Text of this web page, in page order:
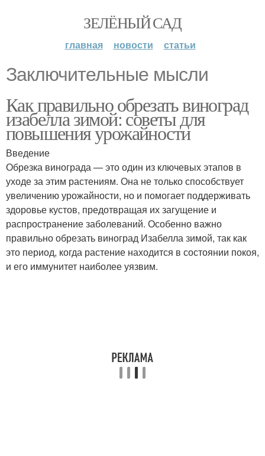
ЗЕЛЁНЫЙ САД
главная новости статьи
Заключительные мысли
Как правильно обрезать виноград
изабелла зимой: советы для
повышения урожайности
Введение
Обрезка винограда — это один из ключевых этапов в
уходе за этим растениям. Она не только способствует
увеличению урожайности, но и помогает поддерживать
здоровье кустов, предотвращая их загущение и
распространение заболеваний. Особенно важно
правильно обрезать виноград Изабелла зимой, так как
это период, когда растение находится в состоянии покоя,
и его иммунитет наиболее уязвим.